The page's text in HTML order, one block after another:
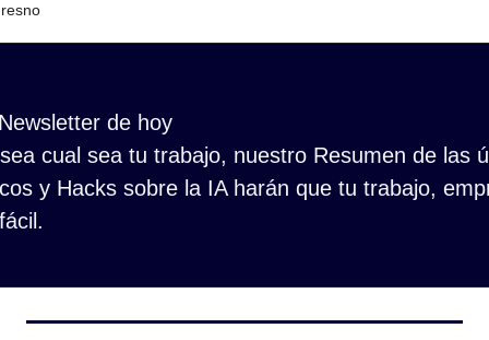
de hoy
cual sea tu trabajo, nuestro Resumen de las
y Hacks sobre la IA harán que tu trabajo,